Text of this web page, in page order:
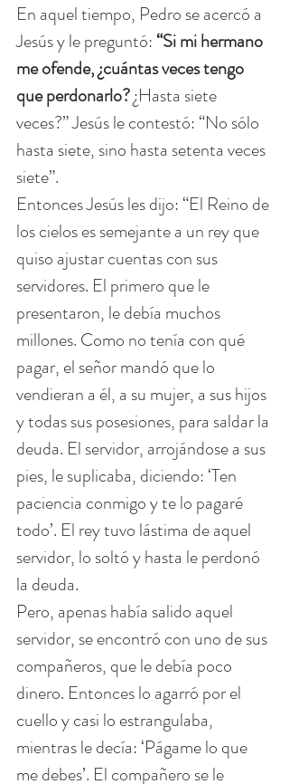
En aquel tiempo, Pedro se acercó a
Jesús y le preguntó: “Si mi hermano
me ofende, ¿cuántas veces tengo
que perdonarlo? ¿Hasta siete
veces?” Jesús le contestó: “No sólo
hasta siete, sino hasta setenta veces
siete”.
Entonces Jesús les dijo: “El Reino de
los cielos es semejante a un rey que
quiso ajustar cuentas con sus
servidores. El primero que le
presentaron, le debía muchos
millones. Como no tenía con qué
pagar, el señor mandó que lo
vendieran a él, a su mujer, a sus hijos
y todas sus posesiones, para saldar la
deuda. El servidor, arrojándose a sus
pies, le suplicaba, diciendo: ‘Ten
paciencia conmigo y te lo pagaré
todo’. El rey tuvo lástima de aquel
servidor, lo soltó y hasta le perdonó
la deuda.
Pero, apenas había salido aquel
servidor, se encontró con uno de sus
compañeros, que le debía poco
dinero. Entonces lo agarró por el
cuello y casi lo estrangulaba,
mientras le decía: ‘Págame lo que
me debes’. El compañero se le